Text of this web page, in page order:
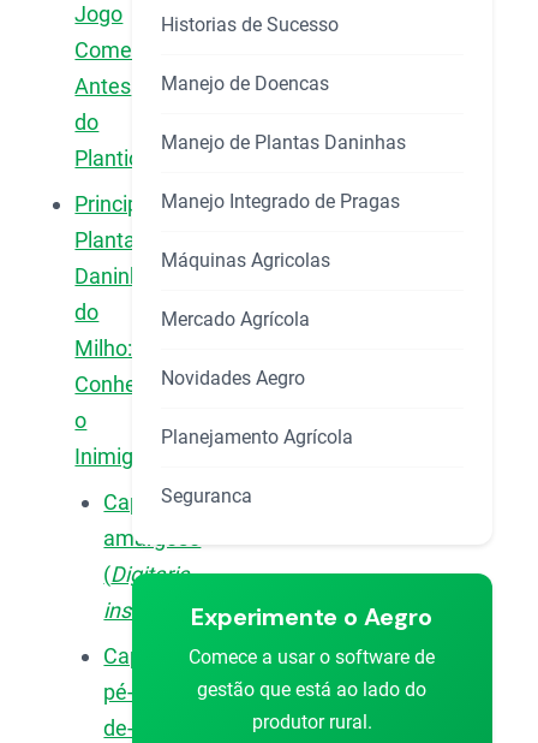
Jogo
Começa
Antes
do
Plantio
Principais
Plantas
Daninhas
do
Milho:
Conheça
o
Inimigo
Capim-
amargoso
(Digitaria
insularis
Capim-
pé-
de-
Historias de Sucesso
Manejo de Doencas
Manejo de Plantas Daninhas
Manejo Integrado de Pragas
Máquinas Agricolas
Mercado Agrícola
Novidades Aegro
Planejamento Agrícola
Seguranca
Experimente o Aegro
Comece a usar o software de
gestão que está ao lado do
produtor rural.